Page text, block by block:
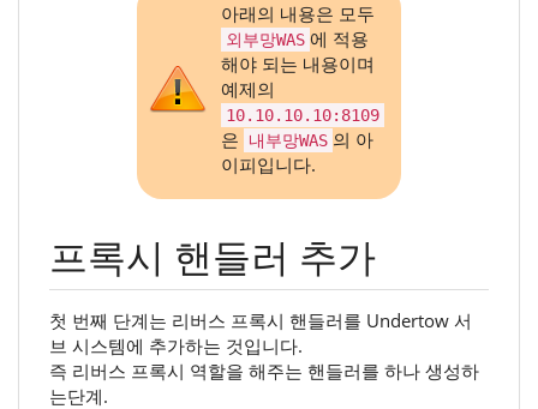
아래의 내용은 모두
외부망WAS 에 적용
해야 되는 내용이며
예제의
10.10.10.10:8109
은 내부망WAS 의 아
이피입니다.
프록시 핸들러 추가
첫 번째 단계는 리버스 프록시 핸들러를 Undertow 서
브 시스템에 추가하는 것입니다.
즉 리버스 프록시 역할을 해주는 핸들러를 하나 생성하
는단계.